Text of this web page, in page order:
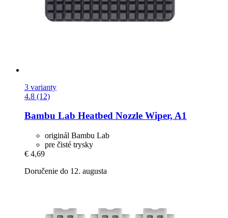
3 varianty
4.8 (12)
Bambu Lab Heatbed Nozzle Wiper, A1
originál Bambu Lab
pre čisté trysky
€ 4,69
Doručenie do 12. augusta